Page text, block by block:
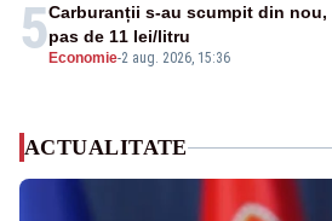
5 Economie-2 aug. 2026, 15:36
Carburanții s-au scumpit din nou,
pas de 11 lei/litru
ACTUALITATE